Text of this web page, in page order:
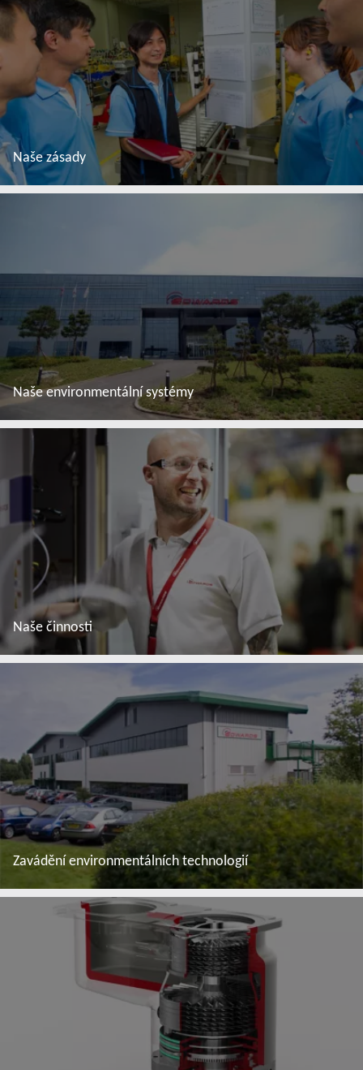
Naše zásady
Naše environmentální systémy
Další informace
Naše činnosti
Zavádění environmentálních technologií
Další informace